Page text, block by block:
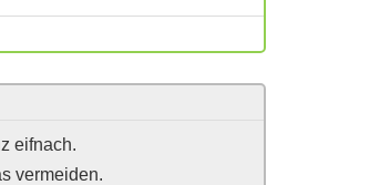
eifnach.
vermeiden.